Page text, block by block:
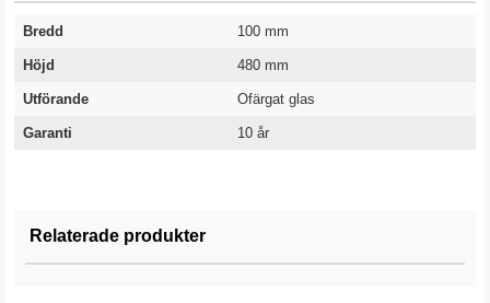
Bredd 100 mm
Höjd 480 mm
Utförande Ofärgat glas
Garanti 10 år
Relaterade produkter